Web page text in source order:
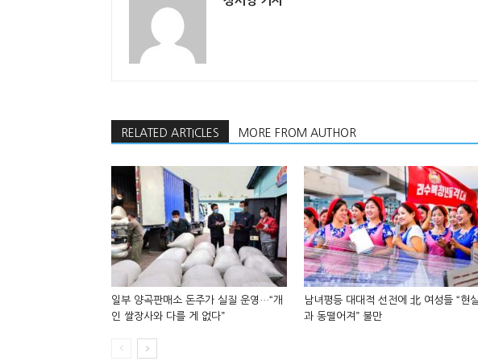
RELATED ARTICLES MORE FROM AUTHOR
일부 양곡판매소 돈주가 실질 운영…“개
인 쌀장사와 다를 게 없다”
남녀평등 대대적 선전에 北 여성들 “현실
과 동떨어져” 불만